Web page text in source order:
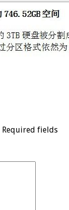
Required fields